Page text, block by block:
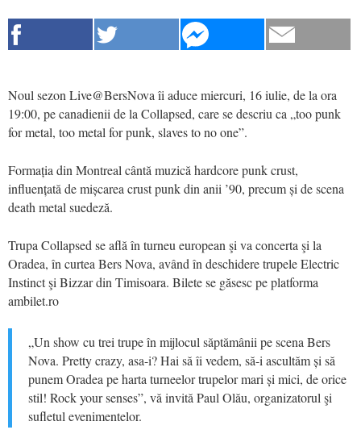
Noul sezon Live@BersNova îi aduce miercuri, 16 iulie, de la ora
19:00, pe canadienii de la Collapsed, care se descriu ca „too punk
for metal, too metal for punk, slaves to no one”.
Formația din Montreal cântă muzică hardcore punk crust,
influențată de mișcarea crust punk din anii ’90, precum și de scena
death metal suedeză.
Trupa Collapsed se află în turneu european şi va concerta şi la
Oradea, în curtea Bers Nova, având în deschidere trupele Electric
Instinct şi Bizzar din Timisoara. Bilete se găsesc pe platforma
ambilet.ro
„Un show cu trei trupe în mijlocul săptămânii pe scena Bers
Nova. Pretty crazy, asa-i? Hai să îi vedem, să-i ascultăm și să
punem Oradea pe harta turneelor trupelor mari și mici, de orice
stil! Rock your senses”, vă invită Paul Olău, organizatorul şi
sufletul evenimentelor.